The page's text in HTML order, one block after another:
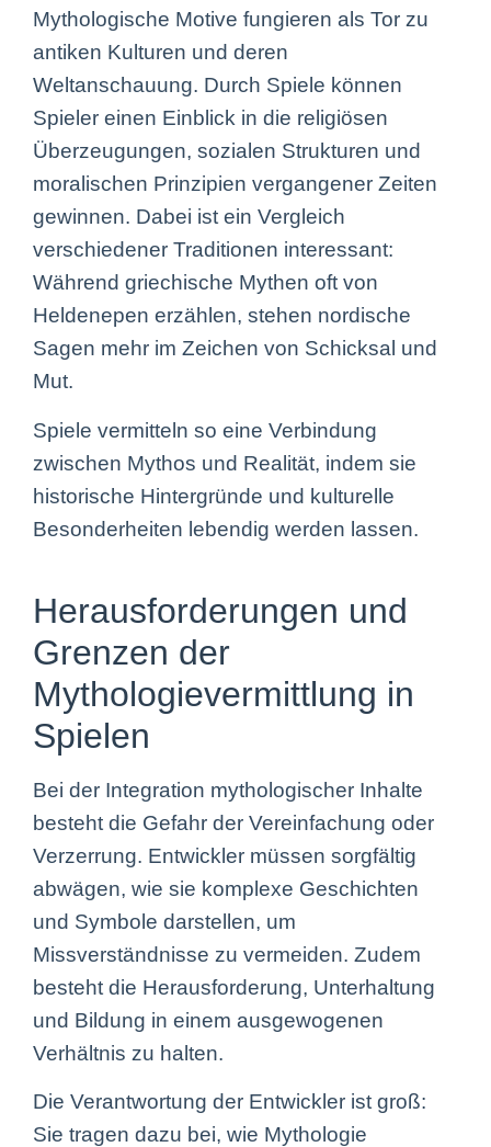
Mythologische Motive fungieren als Tor zu
antiken Kulturen und deren
Weltanschauung. Durch Spiele können
Spieler einen Einblick in die religiösen
Überzeugungen, sozialen Strukturen und
moralischen Prinzipien vergangener Zeiten
gewinnen. Dabei ist ein Vergleich
verschiedener Traditionen interessant:
Während griechische Mythen oft von
Heldenepen erzählen, stehen nordische
Sagen mehr im Zeichen von Schicksal und
Mut.
Spiele vermitteln so eine Verbindung
zwischen Mythos und Realität, indem sie
historische Hintergründe und kulturelle
Besonderheiten lebendig werden lassen.
Herausforderungen und
Grenzen der
Mythologievermittlung in
Spielen
Bei der Integration mythologischer Inhalte
besteht die Gefahr der Vereinfachung oder
Verzerrung. Entwickler müssen sorgfältig
abwägen, wie sie komplexe Geschichten
und Symbole darstellen, um
Missverständnisse zu vermeiden. Zudem
besteht die Herausforderung, Unterhaltung
und Bildung in einem ausgewogenen
Verhältnis zu halten.
Die Verantwortung der Entwickler ist groß:
Sie tragen dazu bei, wie Mythologie